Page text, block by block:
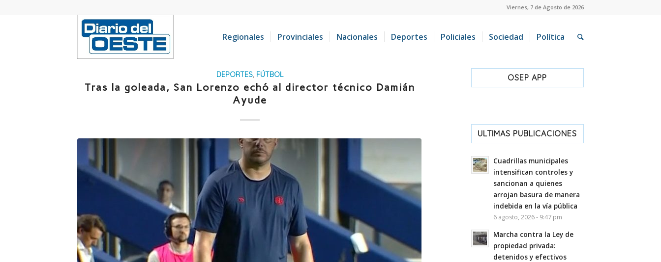
Viernes, 7 de Agosto de 2026
Regionales Provinciales Nacionales Deportes Policiales Sociedad Política
DEPORTES, FÚTBOL
Tras la goleada, San Lorenzo echó al director técnico Damián
Ayude
OSEP APP
ULTIMAS PUBLICACIONES
Cuadrillas municipales
intensifican controles y
sancionan a quienes
arrojan basura de manera
indebida en la vía pública
6 agosto, 2026 - 9:47 pm
Marcha contra la Ley de
propiedad privada:
detenidos y efectivos